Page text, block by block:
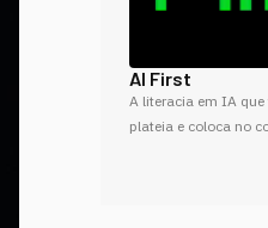
AI First
A literacia em IA
plateia e coloca no